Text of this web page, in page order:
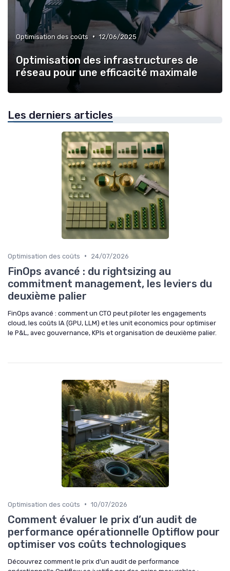
Optimisation des coûts • 12/06/2025
Optimisation des infrastructures de
réseau pour une efficacité maximale
Les derniers articles
Optimisation des coûts • 24/07/2026
FinOps avancé : du rightsizing au
commitment management, les leviers du
deuxième palier
FinOps avancé : comment un CTO peut piloter les engagements
cloud, les coûts IA (GPU, LLM) et les unit economics pour optimiser
le P&L, avec gouvernance, KPIs et organisation de deuxième palier.
Optimisation des coûts • 10/07/2026
Comment évaluer le prix d’un audit de
performance opérationnelle Optiflow pour
optimiser vos coûts technologiques
Découvrez comment le prix d’un audit de performance